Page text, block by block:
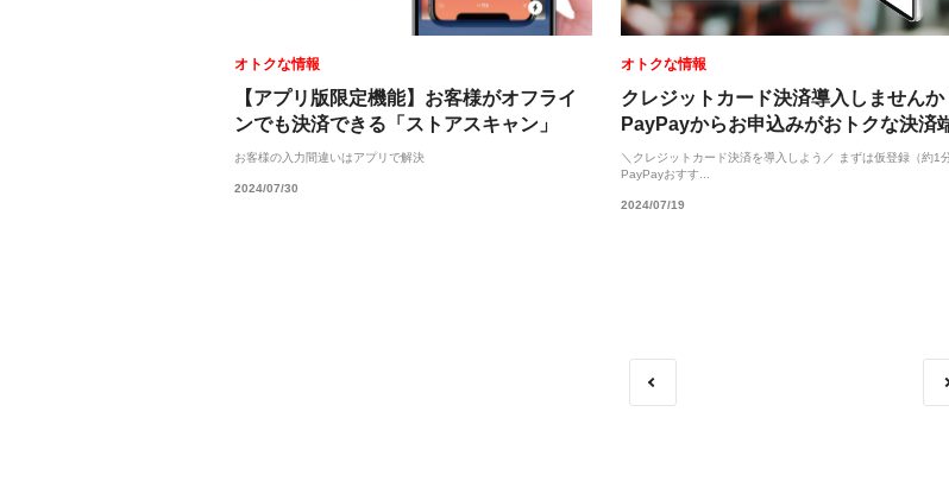
オトクな情報
【アプリ版限定機能】お客様がオフライ
ンでも決済できる「ストアスキャン」
お客様の入力間違いはアプリで解決
2024/07/30
オトクな情報
クレジットカード決済導入しませんか
PayPayからお申込みがおトクな決済
＼クレジットカード決済を導入しよう／ まずは仮登録（約1分
PayPayおすす...
2024/07/19